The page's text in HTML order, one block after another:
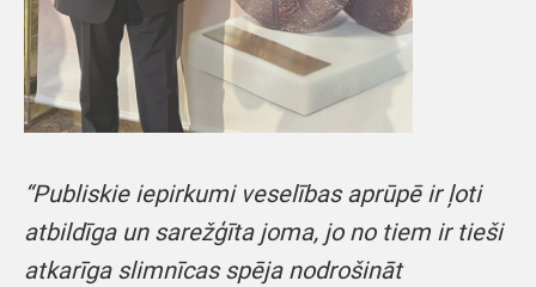
“Publiskie iepirkumi veselības aprūpē ir ļoti
atbildīga un sarežģīta joma, jo no tiem ir tieši
atkarīga slimnīcas spēja nodrošināt